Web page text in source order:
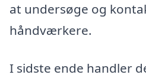
at undersøge og
håndværkere.
I sidste ende handler